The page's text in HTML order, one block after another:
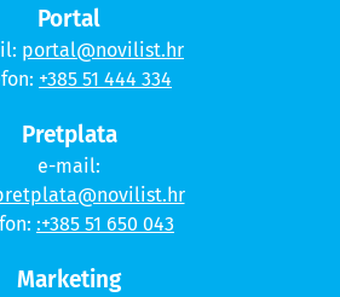
Portal
portal@novilist.hr
+385 51 444 334
Pretplata
e-mail:
:+385 51 650 043
Marketing